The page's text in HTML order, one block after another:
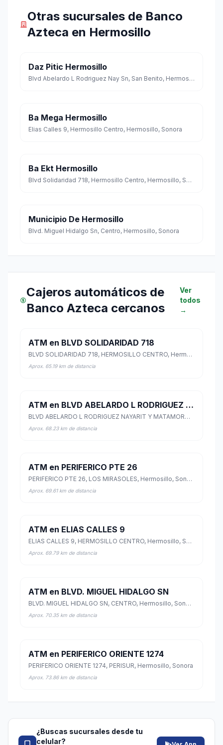
Otras sucursales de Banco
Azteca en Hermosillo
Daz Pitic Hermosillo
Blvd Abelardo L Rodriguez Nay Sn, San Benito, Hermosillo, Sonora
Ba Mega Hermosillo
Elias Calles 9, Hermosillo Centro, Hermosillo, Sonora
Ba Ekt Hermosillo
Blvd Solidaridad 718, Hermosillo Centro, Hermosillo, Sonora
Municipio De Hermosillo
Blvd. Miguel Hidalgo Sn, Centro, Hermosillo, Sonora
Cajeros automáticos de
Banco Azteca cercanos
Ver
todos
→
ATM en BLVD SOLIDARIDAD 718
BLVD SOLIDARIDAD 718, HERMOSILLO CENTRO, Hermosillo, Sonora
Aprox. 65.19 km de distancia
ATM en BLVD ABELARDO L RODRIGUEZ NAYARIT Y MATAMOROS SN
BLVD ABELARDO L RODRIGUEZ NAYARIT Y MATAMOROS SN, SAN BENITO, Hermosillo, Sonora
Aprox. 68.23 km de distancia
ATM en PERIFERICO PTE 26
PERIFERICO PTE 26, LOS MIRASOLES, Hermosillo, Sonora
Aprox. 69.61 km de distancia
ATM en ELIAS CALLES 9
ELIAS CALLES 9, HERMOSILLO CENTRO, Hermosillo, Sonora
Aprox. 69.79 km de distancia
ATM en BLVD. MIGUEL HIDALGO SN
BLVD. MIGUEL HIDALGO SN, CENTRO, Hermosillo, Sonora
Aprox. 70.35 km de distancia
ATM en PERIFERICO ORIENTE 1274
PERIFERICO ORIENTE 1274, PERISUR, Hermosillo, Sonora
Aprox. 73.86 km de distancia
¿Buscas sucursales desde tu
celular?